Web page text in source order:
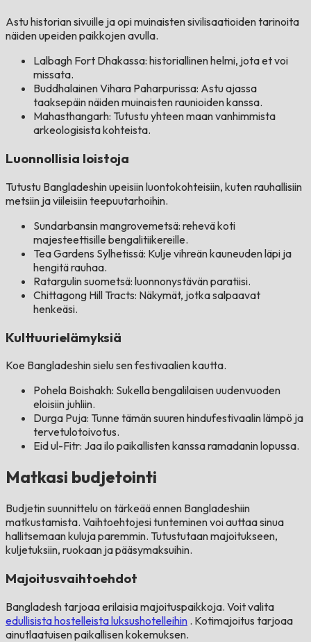
Astu historian sivuille ja opi muinaisten sivilisaatioiden tarinoita
näiden upeiden paikkojen avulla.
Lalbagh Fort Dhakassa: historiallinen helmi, jota et voi
missata.
Buddhalainen Vihara Paharpurissa: Astu ajassa
taaksepäin näiden muinaisten raunioiden kanssa.
Mahasthangarh: Tutustu yhteen maan vanhimmista
arkeologisista kohteista.
Luonnollisia loistoja
Tutustu Bangladeshin upeisiin luontokohteisiin, kuten rauhallisiin
metsiin ja viileisiin teepuutarhoihin.
Sundarbansin mangrovemetsä: rehevä koti
majesteettisille bengalitiikereille.
Tea Gardens Sylhetissä: Kulje vihreän kauneuden läpi ja
hengitä rauhaa.
Ratargulin suometsä: luonnonystävän paratiisi.
Chittagong Hill Tracts: Näkymät, jotka salpaavat
henkeäsi.
Kulttuurielämyksiä
Koe Bangladeshin sielu sen festivaalien kautta.
Pohela Boishakh: Sukella bengalilaisen uudenvuoden
eloisiin juhliin.
Durga Puja: Tunne tämän suuren hindufestivaalin lämpö ja
tervetulotoivotus.
Eid ul-Fitr: Jaa ilo paikallisten kanssa ramadanin lopussa.
Matkasi budjetointi
Budjetin suunnittelu on tärkeää ennen Bangladeshiin
matkustamista. Vaihtoehtojesi tunteminen voi auttaa sinua
hallitsemaan kuluja paremmin. Tutustutaan majoitukseen,
kuljetuksiin, ruokaan ja pääsymaksuihin.
Majoitusvaihtoehdot
Bangladesh tarjoaa erilaisia ​​majoituspaikkoja. Voit valita
edullisista hostelleista luksushotelleihin . Kotimajoitus tarjoaa
ainutlaatuisen paikallisen kokemuksen.